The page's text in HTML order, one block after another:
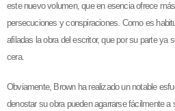
este nuevo volumen, que en esencia ofrece
persecuciones y conspiraciones. Como es
afiladas la obra del escritor, que por su parte ya
cera.
Obviamente, Brown ha realizado un notable
denostar su obra pueden agarrarse fácilmente a